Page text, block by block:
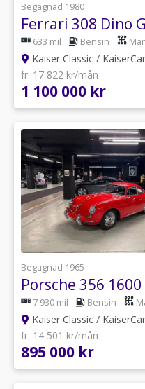
Begagnad 1980
Ferrari 308 Dino
633 mil Bensin
Kaiser Classic /
fr. 17 822 kr/mån
1 100 000 kr
Begagnad 1965
Porsche 356
7 930 mil Bensin
Kaiser Classic /
fr. 14 501 kr/mån
895 000 kr